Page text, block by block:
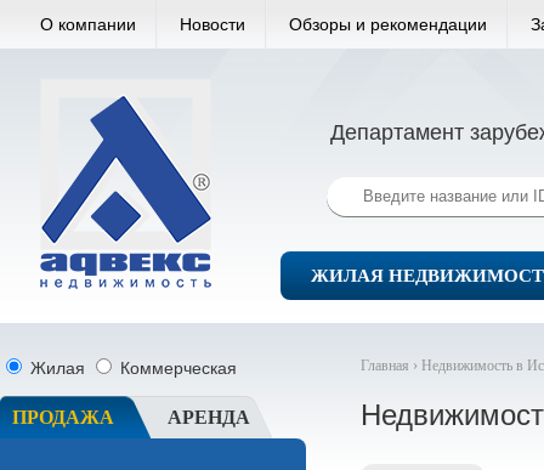
О компании Новости Обзоры и рекомендации
Департамент
ЖИЛАЯ
Главная › Недвижимость в
Жилая Коммерческая
ПРОДАЖА АРЕНДА